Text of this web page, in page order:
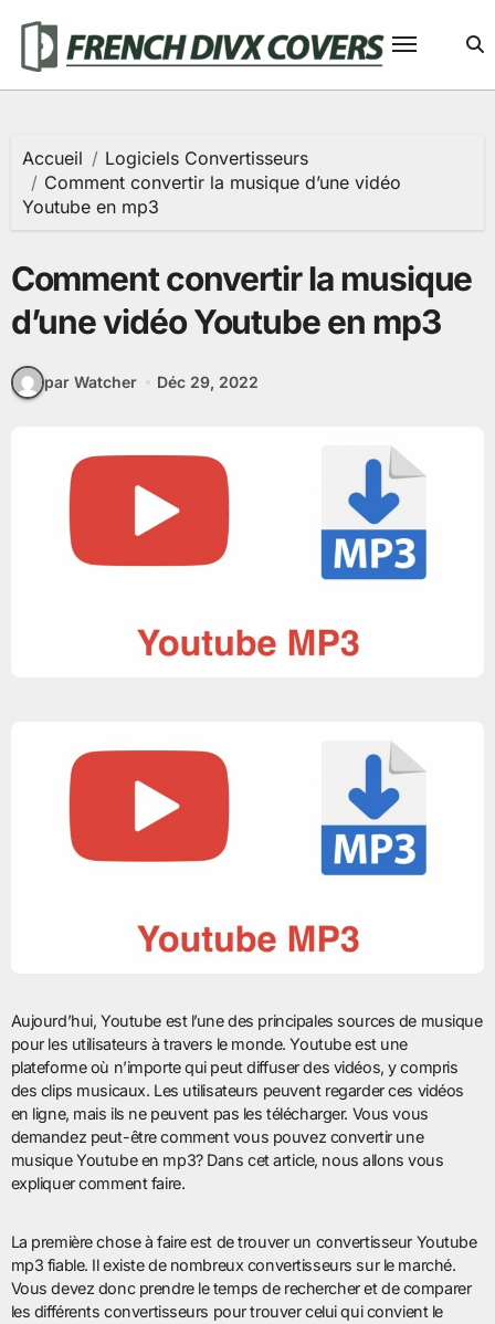
contenu
Accueil
Logiciels Convertisseurs
Comment convertir la musique d’une vidéo
Youtube en mp3
Comment convertir la musique
d’une vidéo Youtube en mp3
par Watcher Déc 29, 2022
Aujourd’hui, Youtube est l’une des principales sources de musique
pour les utilisateurs à travers le monde. Youtube est une
plateforme où n’importe qui peut diffuser des vidéos, y compris
des clips musicaux. Les utilisateurs peuvent regarder ces vidéos
en ligne, mais ils ne peuvent pas les télécharger. Vous vous
demandez peut-être comment vous pouvez convertir une
musique Youtube en mp3? Dans cet article, nous allons vous
expliquer comment faire.
La première chose à faire est de trouver un convertisseur Youtube
mp3 fiable. Il existe de nombreux convertisseurs sur le marché.
Vous devez donc prendre le temps de rechercher et de comparer
les différents convertisseurs pour trouver celui qui convient le